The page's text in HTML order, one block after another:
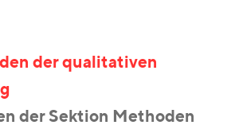
der qualitativen
der Sektion Methoden